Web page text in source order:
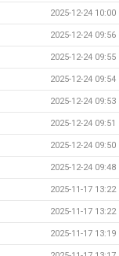
2025-12-24 10:00
2025-12-24 09:56
2025-12-24 09:55
2025-12-24 09:54
2025-12-24 09:53
2025-12-24 09:51
2025-12-24 09:50
2025-12-24 09:48
2025-11-17 13:22
2025-11-17 13:22
2025-11-17 13:19